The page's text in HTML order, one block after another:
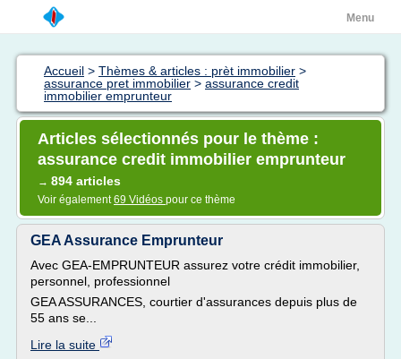
Menu
Accueil > Thèmes & articles : prèt immobilier >
assurance pret immobilier > assurance credit
immobilier emprunteur
Articles sélectionnés pour le thème :
assurance credit immobilier emprunteur
→ 894 articles
Voir également69 Vidéos pour ce thème
GEA Assurance Emprunteur
Avec GEA-EMPRUNTEUR assurez votre crédit immobilier,
personnel, professionnel
GEA ASSURANCES, courtier d'assurances depuis plus de
55 ans se...
Lire la suite